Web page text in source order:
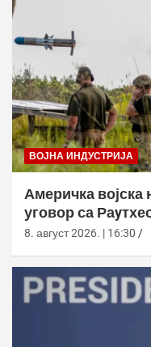
ВОЈНА ИНДУСТРИЈА
Америчка војска
уговор са
милиона долара
8. август 2026. | 16:30